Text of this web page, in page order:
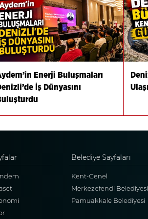
Enerji Buluşmaları
İş Dünyasını
Belediye Sayfaları
Kent-Genel
Merkezefendi Belediyesi
Pamuakkale Belediyesi